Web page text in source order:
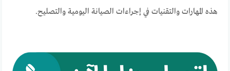
هذه المهارات والتقنيات في إجراءات الصيانة اليومية والتصليح.